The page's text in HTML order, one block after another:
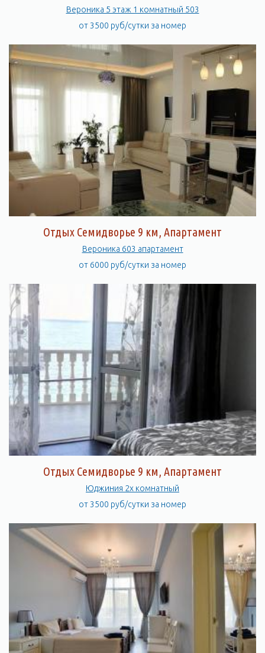
Вероника 5 этаж 1 комнатный 503
от 3500 руб/сутки за номер
Отдых Семидворье 9 км, Апартамент
Вероника 603 апартамент
от 6000 руб/сутки за номер
Отдых Семидворье 9 км, Апартамент
Юджиния 2х комнатный
от 3500 руб/сутки за номер